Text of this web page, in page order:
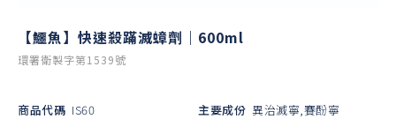
【鱷魚】快速殺蹣滅蟑劑｜600ml
環署衛製字第1539號
商品代碼 IS60
主要成份 異治滅寧,賽酚寧